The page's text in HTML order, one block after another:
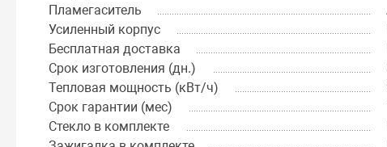
Пламегаситель
Усиленный корпус
Бесплатная доставка
Срок изготовления (дн.)
Тепловая мощность (кВт/ч)
Срок гарантии (мес)
Стекло в комплекте